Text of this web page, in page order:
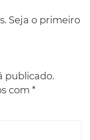
Seja o primeiro
publicado.
com *